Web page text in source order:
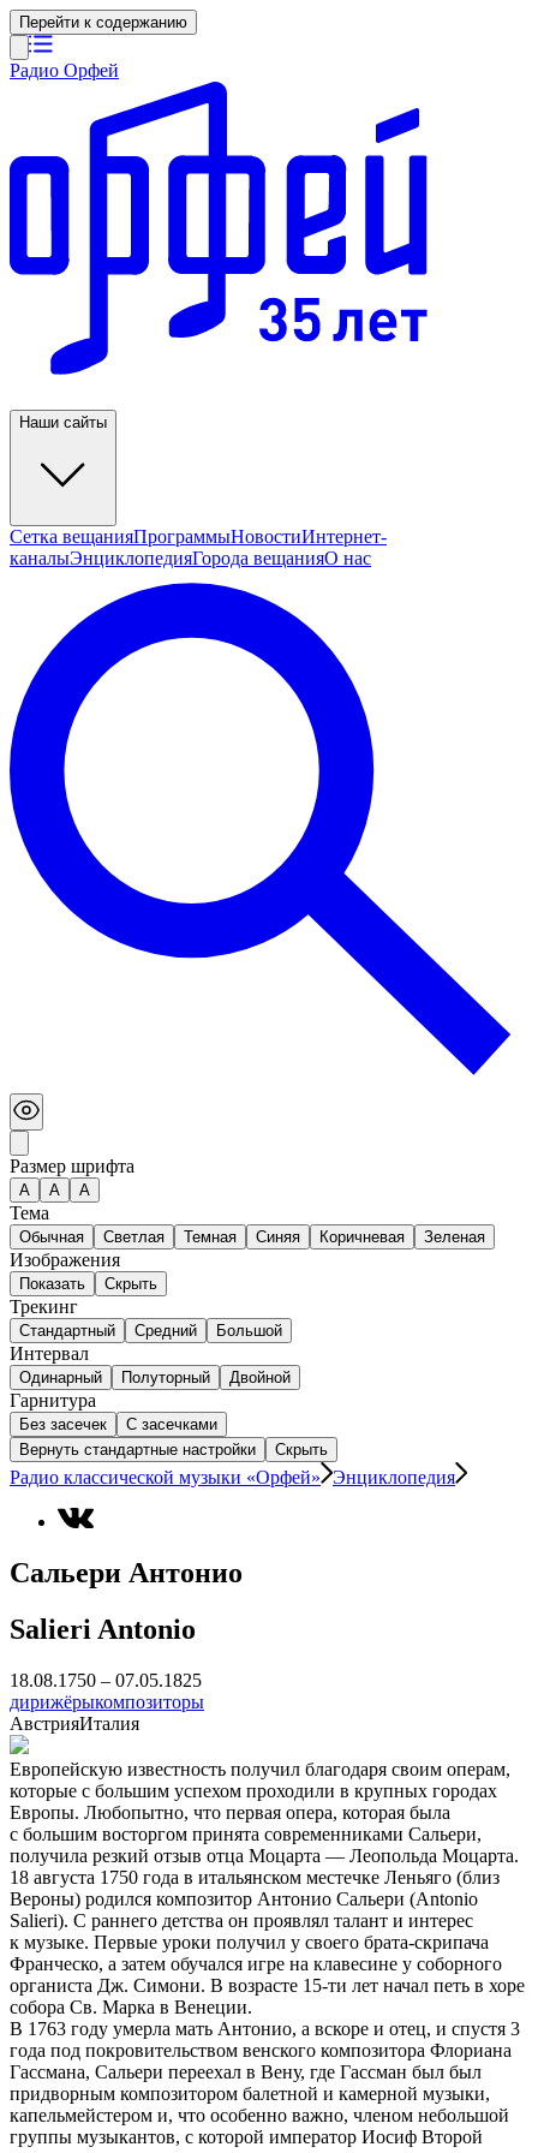
Перейти к содержанию
Радио Орфей
Наши сайты
Сетка вещанияПрограммыНовостиИнтернет-
каналыЭнциклопедияГорода вещанияО нас
Размер шрифта
А A A
Тема
Обычная Светлая Темная Синяя Коричневая Зеленая
Изображения
Показать Скрыть
Трекинг
Стандартный Средний Большой
Интервал
Одинарный Полуторный Двойной
Гарнитура
Без засечек
С засечками
Вернуть стандартные настройки
Скрыть
Радио классической музыки «Орфей» Энциклопедия
Сальери Антонио
Salieri Antonio
18.08.1750 – 07.05.1825
дирижёрыкомпозиторы
АвстрияИталия
Европейскую известность получил благодаря своим операм,
которые с большим успехом проходили в крупных городах
Европы. Любопытно, что первая опера, которая была
с большим восторгом принята современниками Сальери,
получила резкий отзыв отца Моцарта — Леопольда Моцарта.
18 августа 1750 года в итальянском местечке Леньяго (близ
Вероны) родился композитор Антонио Сальери (Antonio
Salieri). С раннего детства он проявлял талант и интерес
к музыке. Первые уроки получил у своего брата-скрипача
Франческо, а затем обучался игре на клавесине у соборного
органиста Дж. Симони. В возрасте 15-ти лет начал петь в хоре
собора Св. Марка в Венеции.
В 1763 году умерла мать Антонио, а вскоре и отец, и спустя 3
года под покровительством венского композитора Флориана
Гассмана, Сальери переехал в Вену, где Гассман был был
придворным композитором балетной и камерной музыки,
капельмейстером и, что особенно важно, членом небольшой
группы музыкантов, с которой император Иосиф Второй